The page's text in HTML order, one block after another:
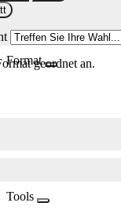
Formatgeordnet an.
Tools